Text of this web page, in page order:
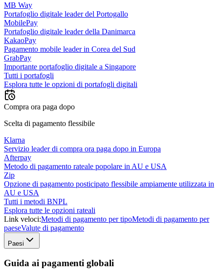
MB Way
Portafoglio digitale leader del Portogallo
MobilePay
Portafoglio digitale leader della Danimarca
KakaoPay
Pagamento mobile leader in Corea del Sud
GrabPay
Importante portafoglio digitale a Singapore
Tutti i portafogli
Esplora tutte le opzioni di portafogli digitali
Compra ora paga dopo
Scelta di pagamento flessibile
Klarna
Servizio leader di compra ora paga dopo in Europa
Afterpay
Metodo di pagamento rateale popolare in AU e USA
Zip
Opzione di pagamento posticipato flessibile ampiamente utilizzata in
AU e USA
Tutti i metodi BNPL
Esplora tutte le opzioni rateali
Link veloci:Metodi di pagamento per tipoMetodi di pagamento per
paeseValute di pagamento
Paesi
Guida ai pagamenti globali